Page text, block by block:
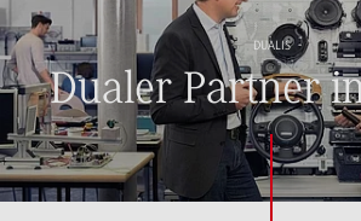
DUALIS
Dualer Partner